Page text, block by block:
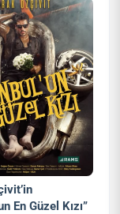
En Güzel Kızı”